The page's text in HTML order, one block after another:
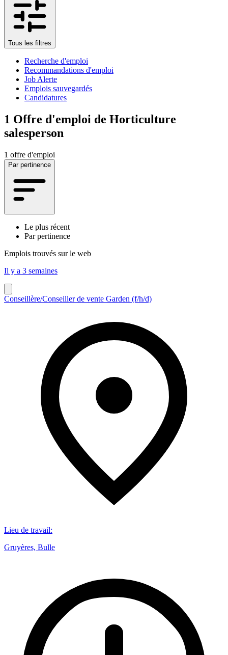
Tous les filtres
Recherche d'emploi
Recommandations d'emploi
Job Alerte
Emplois sauvegardés
Candidatures
1 Offre d'emploi de Horticulture
salesperson
1 offre d'emploi
Par pertinence
Le plus récent
Par pertinence
Emplois trouvés sur le web
Il y a 3 semaines
Conseillère/Conseiller de vente Garden (f/h/d)
Lieu de travail:
Gruyères, Bulle